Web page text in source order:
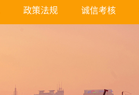
政策法规 诚信考核